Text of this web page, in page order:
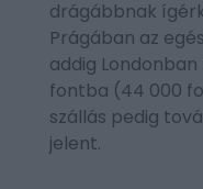
drágábbnak
Prágában az
addig
fontba (44 000
szállás pedig
jelent.